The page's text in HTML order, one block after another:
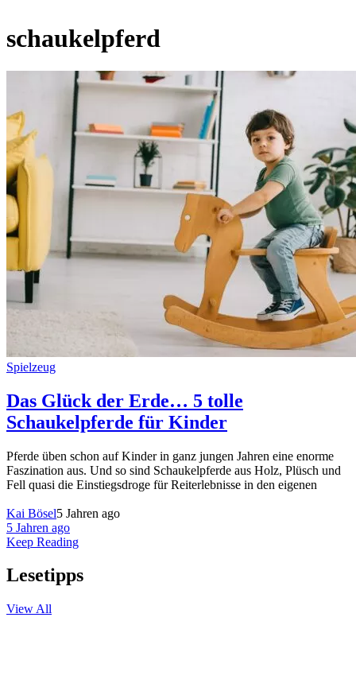
schaukelpferd
Spielzeug
Das Glück der Erde… 5 tolle
Schaukelpferde für Kinder
Pferde üben schon auf Kinder in ganz jungen Jahren eine enorme
Faszination aus. Und so sind Schaukelpferde aus Holz, Plüsch und
Fell quasi die Einstiegsdroge für Reiterlebnisse in den eigenen
Kai Bösel5 Jahren ago
5 Jahren ago
Keep Reading
Lesetipps
View All